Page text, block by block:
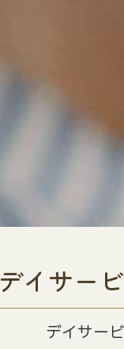
デイサー
デイサー